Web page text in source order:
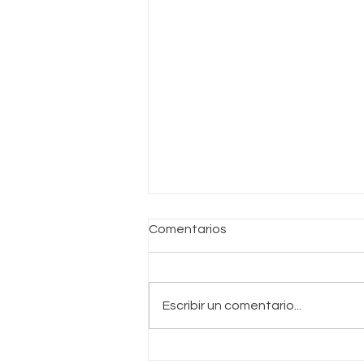
Comentarios
Escribir un comentario...